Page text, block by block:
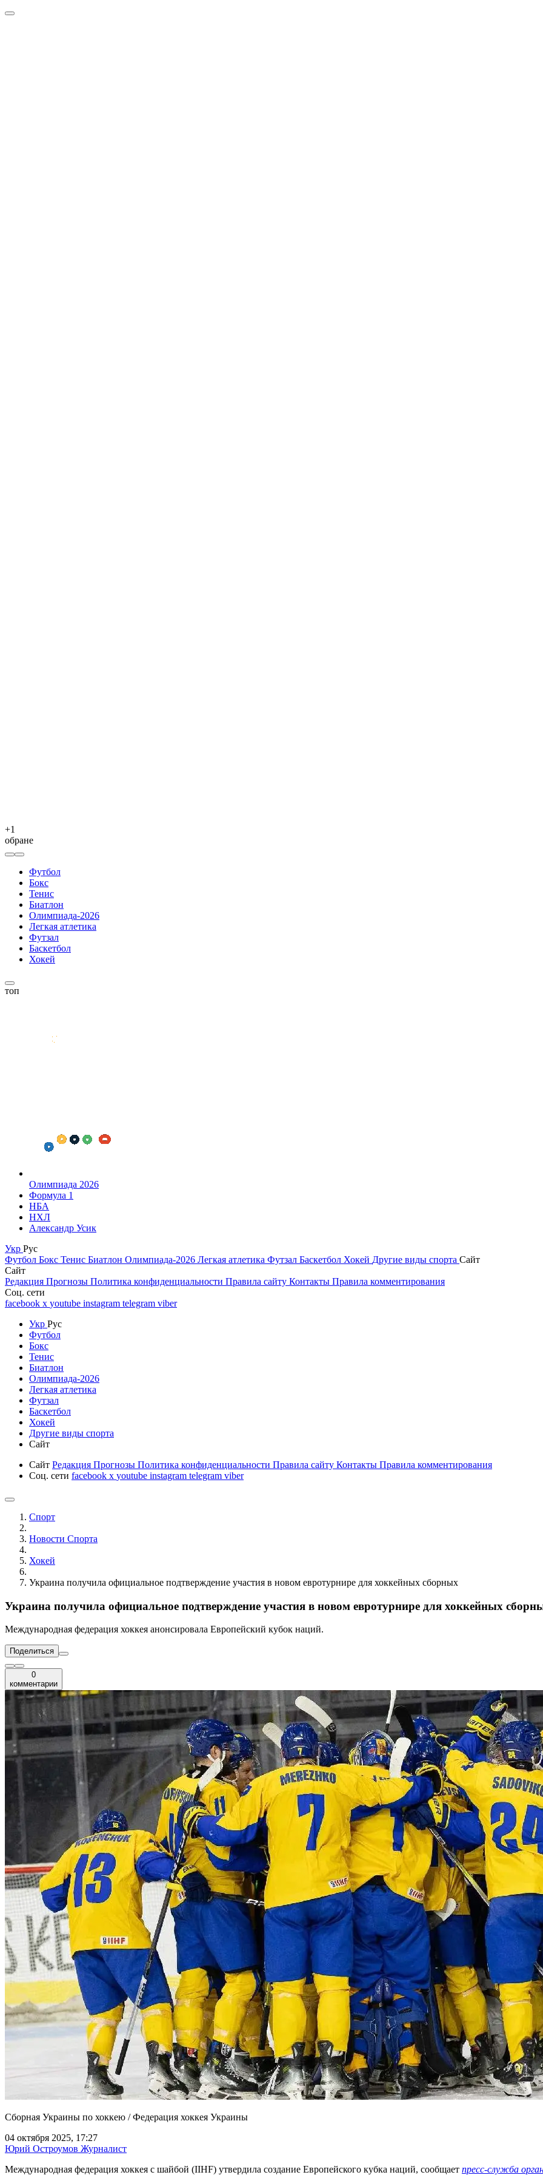
+1
обране
Футбол
Бокс
Тенис
Биатлон
Олимпиада-2026
Легкая атлетика
Футзал
Баскетбол
Хокей
топ
Олимпиада 2026
Формула 1
НБА
НХЛ
Александр Усик
Укр Рус
Футбол Бокс Тенис Биатлон Олимпиада-2026 Легкая атлетика Футзал Баскетбол Хокей Другие виды спорта Сайт
Сайт
Редакция Прогнозы Политика конфиденциальности Правила сайту Контакты Правила комментирования
Соц. сети
facebook x youtube instagram telegram viber
Укр Рус
Футбол
Бокс
Тенис
Биатлон
Олимпиада-2026
Легкая атлетика
Футзал
Баскетбол
Хокей
Другие виды спорта
Сайт
Сайт Редакция Прогнозы Политика конфиденциальности Правила сайту Контакты Правила комментирования
Соц. сети facebook x youtube instagram telegram viber
Спорт
Новости Cпорта
Хокей
Украина получила официальное подтверждение участия в новом евротурнире для хоккейных сборных
Украина получила официальное подтверждение участия в новом евротурнире для хоккейных
Международная федерация хоккея анонсировала Европейский кубок наций.
Поделиться
0
комментарии
Сборная Украины по хоккею / Федерация хоккея Украины
04 октября 2025, 17:27
Юрий Остроумов Журналист
Международная федерация хоккея с шайбой (IIHF) утвердила создание Европейского кубка наций, сообщает пресс-служба